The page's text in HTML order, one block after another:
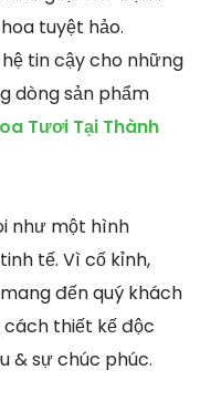
tuyệt hảo.
tin cậy cho những
dòng sản phẩm
Tươi Tại Thành
như một hình
tế. Vì cố kỉnh,
đến quý khách
thiết kế độc
& sự chúc phúc.